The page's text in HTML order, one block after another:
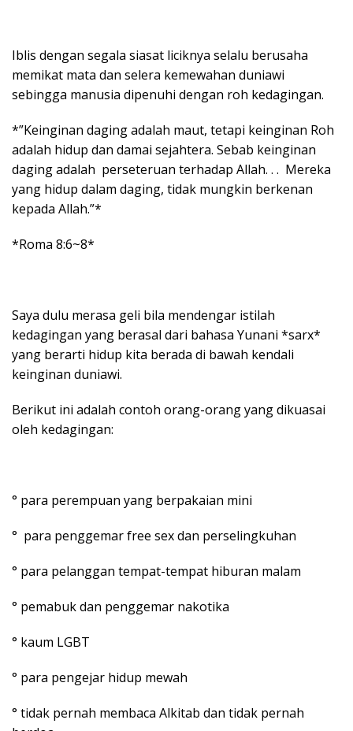
Iblis dengan segala siasat liciknya selalu berusaha
memikat mata dan selera kemewahan duniawi
sebingga manusia dipenuhi dengan roh kedagingan.
*”Keinginan daging adalah maut, tetapi keinginan Roh
adalah hidup dan damai sejahtera. Sebab keinginan
daging adalah perseteruan terhadap Allah. . . Mereka
yang hidup dalam daging, tidak mungkin berkenan
kepada Allah.”*
*Roma 8:6~8*
Saya dulu merasa geli bila mendengar istilah
kedagingan yang berasal dari bahasa Yunani *sarx*
yang berarti hidup kita berada di bawah kendali
keinginan duniawi.
Berikut ini adalah contoh orang-orang yang dikuasai
oleh kedagingan:
° para perempuan yang berpakaian mini
° para penggemar free sex dan perselingkuhan
° para pelanggan tempat-tempat hiburan malam
° pemabuk dan penggemar nakotika
° kaum LGBT
° para pengejar hidup mewah
° tidak pernah membaca Alkitab dan tidak pernah